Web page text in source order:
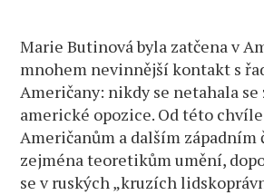
Marie Butinová byla zatčena v
mnohem nevinnější kontakt s
Američany: nikdy se netahala se
americké opozice. Od této
Američanům a dalším
zejména teoretikům umění,
se v ruských „kruzích